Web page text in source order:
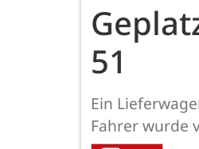
51
Ein
Fahrer wurde